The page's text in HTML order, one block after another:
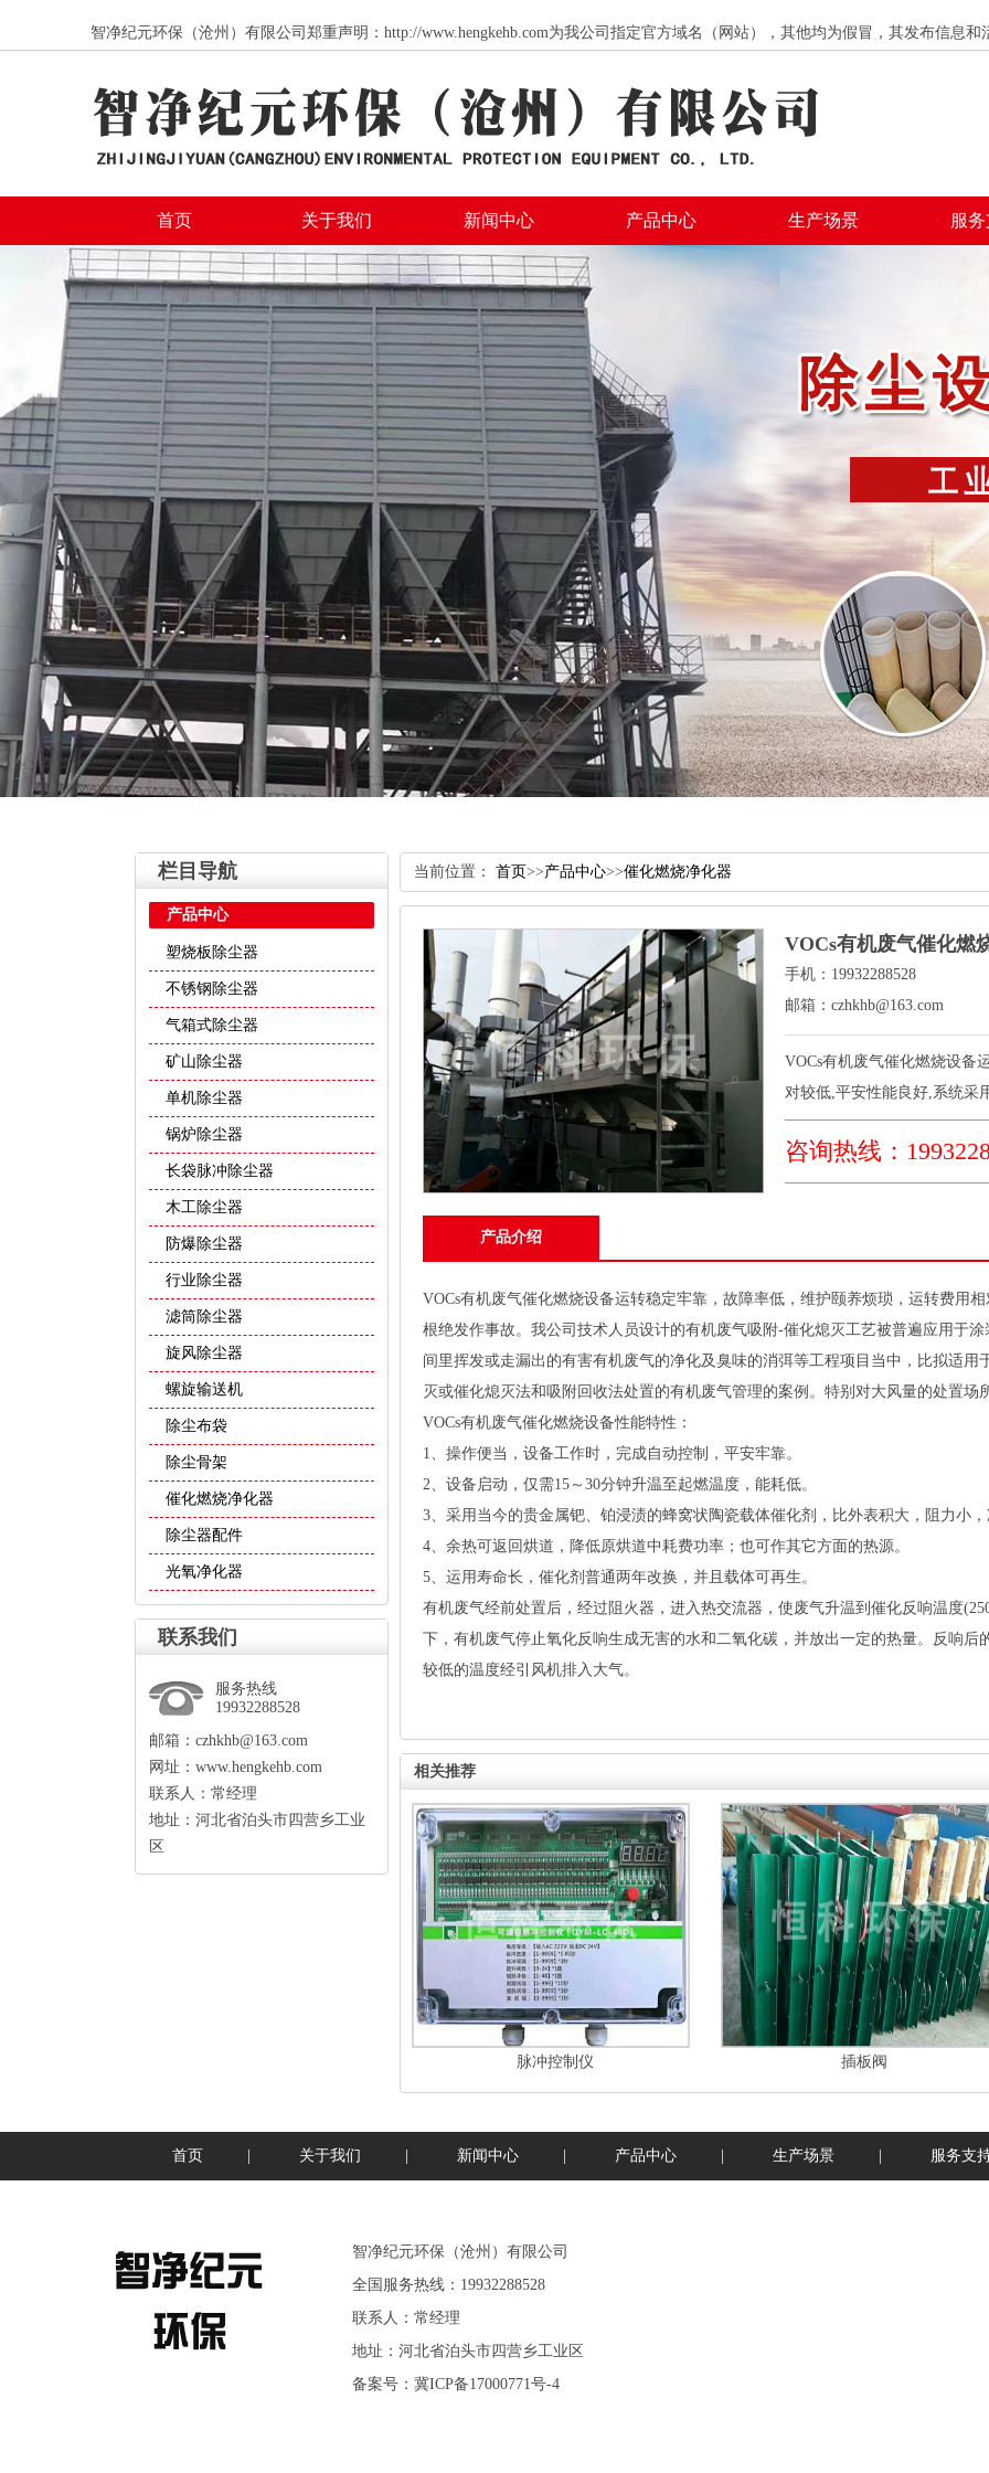
智净纪元环保（沧州）有限公司郑重声明：http://www.hengkehb.com为我公司指定官方域名（网站），其他均为假冒，其发布信息
首页 关于我们 新闻中心 产品中心 生产场景 服
栏目导航
产品中心
塑烧板除尘器
不锈钢除尘器
气箱式除尘器
矿山除尘器
单机除尘器
锅炉除尘器
长袋脉冲除尘器
木工除尘器
防爆除尘器
行业除尘器
滤筒除尘器
旋风除尘器
螺旋输送机
除尘布袋
除尘骨架
催化燃烧净化器
除尘器配件
光氧净化器
联系我们
服务热线
19932288528
邮箱：czhkhb@163.com
网址：www.hengkehb.com
联系人：常经理
地址：河北省泊头市四营乡工业
区
当前位置： 首页>>产品中心>>催化燃烧净化器
VOCs有机废气催化燃
手机：19932288528
邮箱：czhkhb@163.com
VOCs有机废气催化燃烧设备
对较低,平安性能良好,系统采
咨询热线：
产品介绍
VOCs有机废气催化燃烧设备运转稳定牢靠，故障率低，维护颐养烦琐，运转费用
根绝发作事故。我公司技术人员设计的有机废气吸附-催化熄灭工艺被普遍应用于
间里挥发或走漏出的有害有机废气的净化及臭味的消弭等工程项目当中，比拟适用
灭或催化熄灭法和吸附回收法处置的有机废气管理的案例。特别对大风量的处置
VOCs有机废气催化燃烧设备性能特性：
1、操作便当，设备工作时，完成自动控制，平安牢靠。
2、设备启动，仅需15～30分钟升温至起燃温度，能耗低。
3、采用当今的贵金属钯、铂浸渍的蜂窝状陶瓷载体催化剂，比外表积大，阻力小
4、余热可返回烘道，降低原烘道中耗费功率；也可作其它方面的热源。
5、运用寿命长，催化剂普通两年改换，并且载体可再生。
有机废气经前处置后，经过阻火器，进入热交流器，使废气升温到催化反响温度
下，有机废气停止氧化反响生成无害的水和二氧化碳，并放出一定的热量。反响
较低的温度经引风机排入大气。
相关推荐
脉冲控制仪 插板阀
首页 关于我们 新闻中心 产品中心 生产场景 服务支
智净纪元环保（沧州）有限公司
全国服务热线：19932288528
联系人：常经理
地址：河北省泊头市四营乡工业区
备案号： 冀ICP备17000771号-4